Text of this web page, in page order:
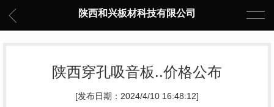
陕西和兴板材科技有限公司
陕西穿孔吸音板..价格公布
[发布日期：2024/4/10 16:48:12]